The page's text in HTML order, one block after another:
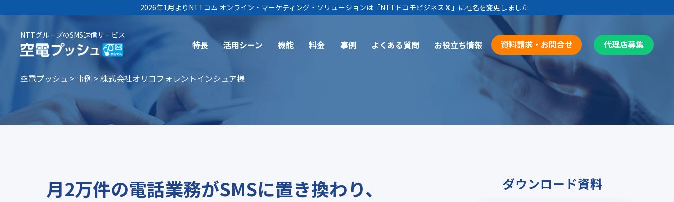
2026年1月よりNTTコム オンライン・マーケティング・ソリューションは 「NTTドコモビジネスＸ 」に社名を変更しました
NTTグループのSMS送信サービス
特長 活用シーン 機能 料金 事例 よくある質問 お役立ち情報 資料請求・お問合せ 代理店募集
空電プッシュ 事例 株式会社オリコフォレントインシュア様
月2万件の電話業務がSMSに置き換わり、
ダウンロード資料